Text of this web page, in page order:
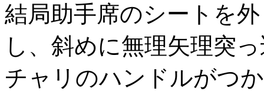
結局助手席のシートを
し、斜めに無理矢理突
チャリのハンドルがつ